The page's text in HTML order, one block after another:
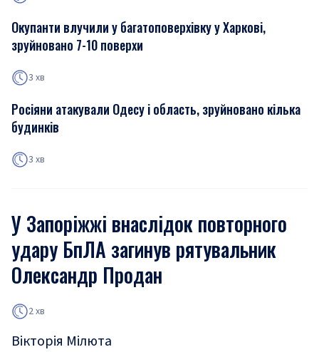
Окупанти влучили у багатоповерхівку у Харкові,
зруйновано 7-10 поверхи
3 хв
Росіяни атакували Одесу і область, зруйновано кілька
будинків
3 хв
У Запоріжжі внаслідок повторного
удару БпЛА загинув рятувальник
Олександр Продан
2 хв
Вікторія Мілюта